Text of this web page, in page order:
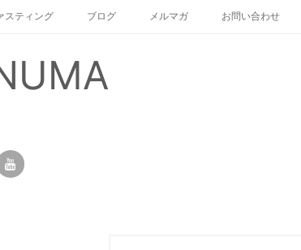
スティング ブログ メルマガ お問い合わせ